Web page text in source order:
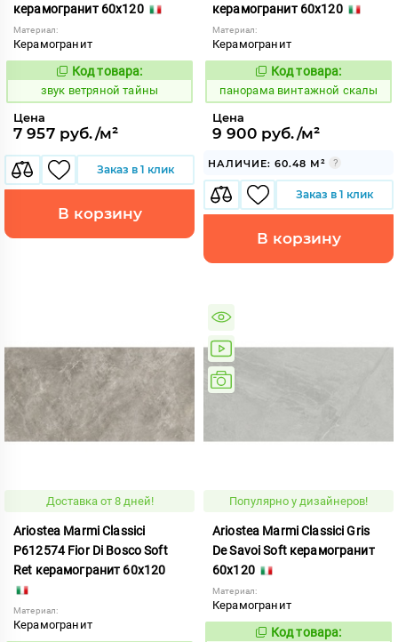
керамогранит 60x120
Материал:
Керамогранит
470226
Код товара:
звук ветряной тайны
Цена
7 957 руб./м²
Заказ в 1 клик
В корзину
керамогранит 60x120
Материал:
Керамогранит
533216
Код товара:
панорама винтажной скалы
Цена
9 900 руб./м²
НАЛИЧИЕ: 60.48 М²
Заказ в 1 клик
В корзину
Доставка от 8 дней!
Ariostea Marmi Classici
P612574 Fior Di Bosco Soft
Ret керамогранит 60x120
Материал:
Керамогранит
Популярно у дизайнеров!
Ariostea Marmi Classici Gris
De Savoi Soft керамогранит
60x120
Материал:
Керамогранит
744147
Код товара: